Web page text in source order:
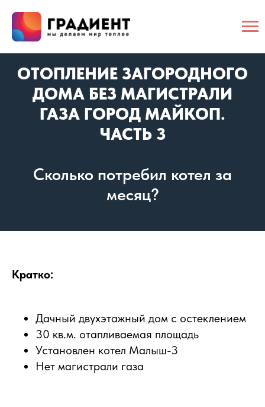
ОТОПЛЕНИЕ ЗАГОРОДНОГО
ДОМА БЕЗ МАГИСТРАЛИ
ГАЗА ГОРОД МАЙКОП.
ЧАСТЬ 3
Сколько потребил котел за
месяц?
Кратко:
Дачный двухэтажный дом с остеклением
30 кв.м. отапливаемая площадь
Установлен котел Малыш-3
Нет магистрали газа